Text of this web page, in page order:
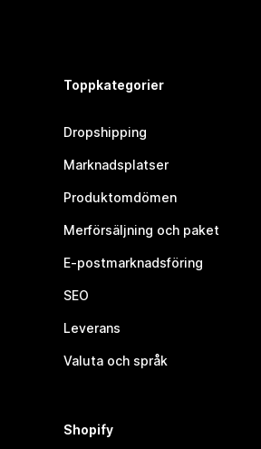
Toppkategorier
Dropshipping
Marknadsplatser
Produktomdömen
Merförsäljning och paket
E-postmarknadsföring
SEO
Leverans
Valuta och språk
Shopify